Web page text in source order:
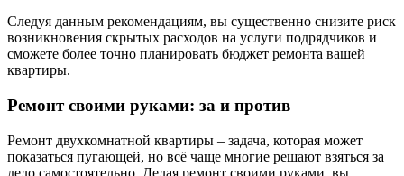
Следуя данным рекомендациям, вы существенно снизите риск
возникновения скрытых расходов на услуги подрядчиков и
сможете более точно планировать бюджет ремонта вашей
квартиры.
Ремонт своими руками: за и против
Ремонт двухкомнатной квартиры – задача, которая может
показаться пугающей, но всё чаще многие решают взяться за
дело самостоятельно. Делая ремонт своими руками, вы